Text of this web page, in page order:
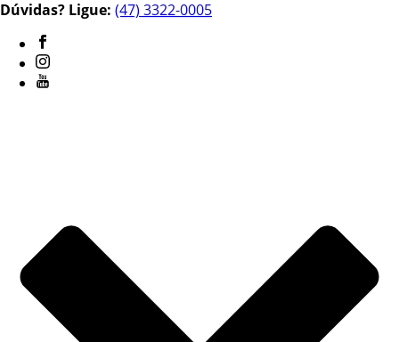
Dúvidas? Ligue: (47) 3322-0005